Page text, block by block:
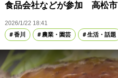
食品会社などが参加 高松市
2026/1/22 18:41
香川
農業・園芸 生活・話題